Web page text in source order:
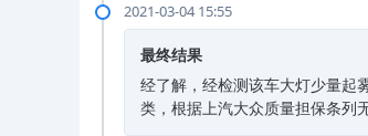
2021-03-04 15:55
最终结果
经了解，经检测该车大灯少量起
类，根据上汽大众质量担保条列